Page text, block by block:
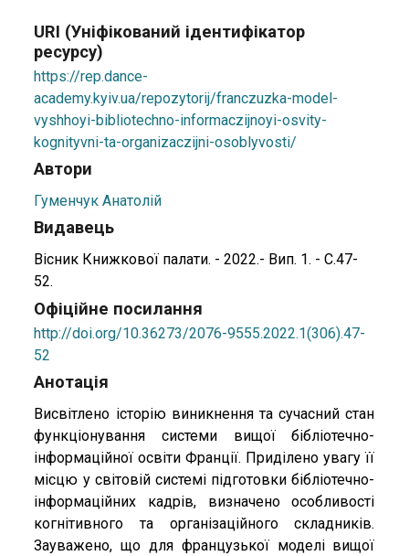
URI (Уніфікований ідентифікатор
ресурсу)
https://rep.dance-
academy.kyiv.ua/repozytorij/franczuzka-model-
vyshhoyi-bibliotechno-informaczijnoyi-osvity-
kognityvni-ta-organizaczijni-osoblyvosti/
Автори
Гуменчук Анатолій
Видавець
Вісник Книжкової палати. - 2022.- Вип. 1. - С.47-
52.
Офіційне посилання
http://doi.org/10.36273/2076-9555.2022.1(306).47-
52
Анотація
Висвітлено історію виникнення та сучасний стан
функціонування системи вищої бібліотечно-
інформаційної освіти Франції. Приділено увагу її
місцю у світовій системі підготовки бібліотечно-
інформаційних кадрів, визначено особливості
когнітивного та організаційного складників.
Зауважено, що для французької моделі вищої